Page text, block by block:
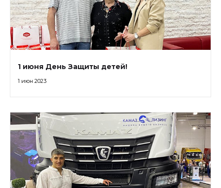
1 июня День Защиты детей!
1 июн 2023